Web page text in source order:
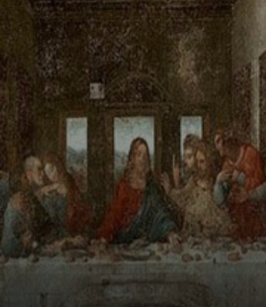
À Milan, dans un
couvent. C'est
l'œuvre qui, avec
la Joconde, a
rendu Vinci super
célèbre. Période
Renaissance.